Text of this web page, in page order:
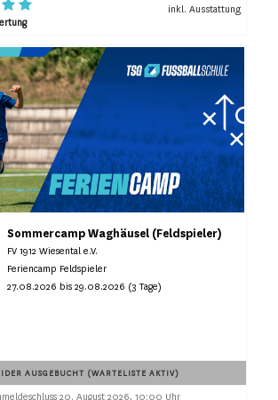
inkl. Ausstattung
Sommercamp Waghäusel (Feldspieler)
FV 1912 Wiesental e.V.
Feriencamp Feldspieler
27.08.2026 bis 29.08.2026 (3 Tage)
AUSGEBUCHT (WARTELISTE AKTIV)
20. August 2026, 10:00 Uhr